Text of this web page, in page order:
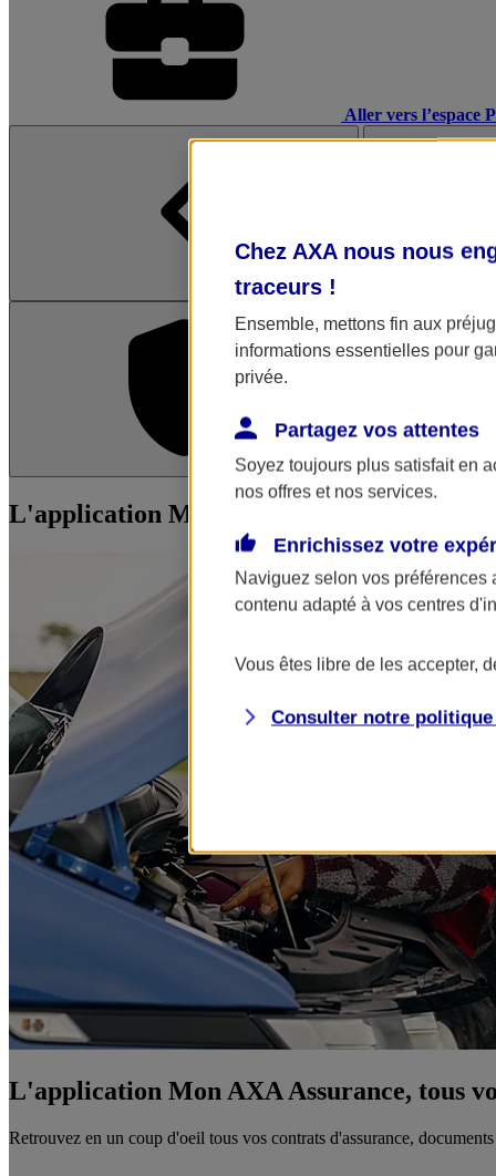
Aller vers l’espace
L'application Mon
L'application Mon AXA Assurance, tous
L'application Mon AXA Assurance, tous
Retrouvez en un coup d'oeil tous vos contrats d'assurance,
Chez AXA nous nous
traceurs !
Ensemble, mettons fin aux
informations essentielles pour
privée.
Partagez vos attentes
Soyez toujours plus satisfait en
nos offres et nos services.
Enrichissez votre
Naviguez selon vos préférences
contenu adapté à vos centres
Vous êtes libre de les accepter,
Consulter notre